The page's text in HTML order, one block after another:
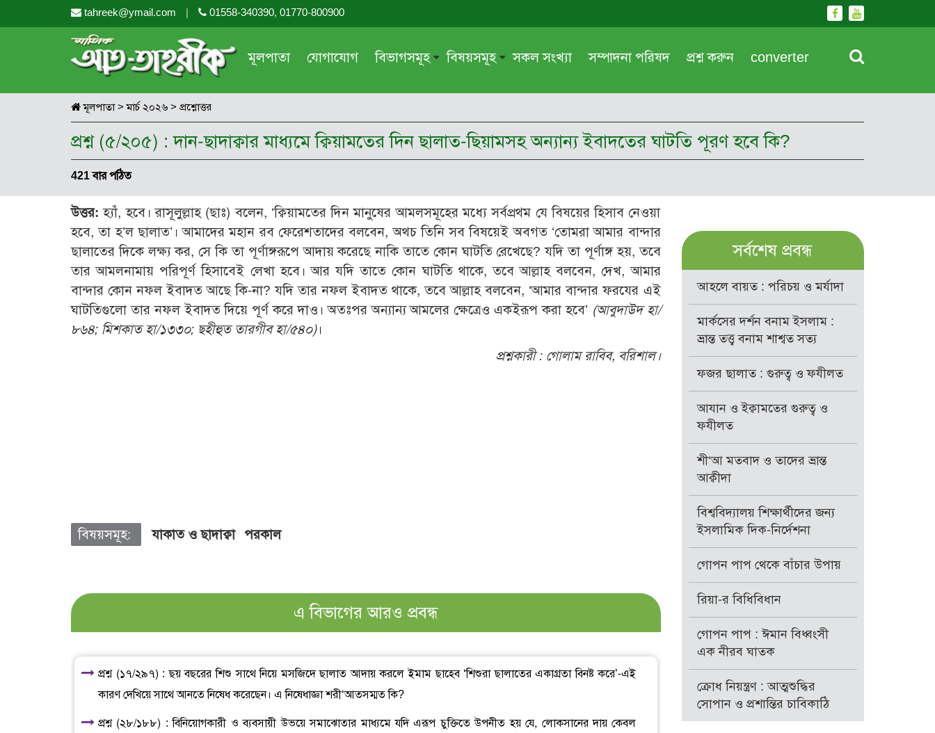
tahreek@ymail.com | 01558-340390, 01770-800900
মূলপাতা যোগাযোগ বিভাগসমূহ
দরসে কুরআন
সাময়িক প্রসঙ্গ
সময়ের ভাবনা
মহিলা অঙ্গন
আরও
বিষয়সমূহ
শিক্ষা ও সংস্কৃতি
পরকাল
নীতি-নৈতিকতা
তারবিয়াত
আরও
সকল সংখ্যা সম্পাদনা পরিষদ প্রশ্ন করুন converter
মূলপাতা> মার্চ ২০২৬ > প্রশ্নোত্তর
প্রশ্ন (৫/২০৫) : দান-ছাদাক্বার মাধ্যমে ক্বিয়ামতের দিন ছালাত-ছিয়ামসহ অন্যান্য ইবাদতের ঘাটতি পূরণ হবে কি?
421 বার পঠিত
উত্তর: হ্যাঁ, হবে। রাসূলুল্লাহ (ছাঃ) বলেন, ‘ক্বিয়ামতের দিন মানুষের আমলসমূহের মধ্যে সর্বপ্রথম যে বিষয়ের হিসাব নেওয়া
হবে, তা হ’ল ছালাত’। আমাদের মহান রব ফেরেশতাদের বলবেন, অথচ তিনি সব বিষয়েই অবগত ‘তোমরা আমার বান্দার
ছালাতের দিকে লক্ষ্য কর, সে কি তা পূর্ণাঙ্গরূপে আদায় করেছে নাকি তাতে কোন ঘাটতি রেখেছে? যদি তা পূর্ণাঙ্গ হয়, তবে
তার আমলনামায় পরিপূর্ণ হিসাবেই লেখা হবে। আর যদি তাতে কোন ঘাটতি থাকে, তবে আল্লাহ বলবেন, দেখ, আমার
বান্দার কোন নফল ইবাদত আছে কি-না? যদি তার নফল ইবাদত থাকে, তবে আল্লাহ বলবেন, ‘আমার বান্দার ফরযের এই
ঘাটতিগুলো তার নফল ইবাদত দিয়ে পূর্ণ করে দাও। অতঃপর অন্যান্য আমলের ক্ষেত্রেও একইরূপ করা হবে’ (আবুদাউদ হা/
৮৬৪; মিশকাত হা/১৩৩০; ছহীহুত তারগীব হা/৫৪০)।
প্রশ্নকারী : গোলাম রাবিব, বরিশাল।
বিষয়সমূহ: যাকাত ও ছাদাক্বা পরকাল
এ বিভাগের আরও প্রবন্ধ
প্রশ্ন (১৭/২৯৭) : ছয় বছরের শিশু সাথে নিয়ে মসজিদে ছালাত আদায় করলে ইমাম ছাহেব ‘শিশুরা ছালাতের একাগ্রতা বিনষ্ট করে’-এই
কারণ দেখিয়ে সাথে আনতে নিষেধ করেছেন। এ নিষেধাজ্ঞা শরী‘আতসম্মত কি?
প্রশ্ন (২৮/১৮৮) : বিনিয়োগকারী ও ব্যবসায়ী উভয়ে সমাঝোতার মাধ্যমে যদি এরূপ চুক্তিতে উপনীত হয় যে, লোকসানের দায় কেবল
সর্বশেষ প্রবন্ধ
আহলে বায়ত : পরিচয় ও মর্যাদা
মার্কসের দর্শন বনাম ইসলাম :
ভ্রান্ত তত্ত্ব বনাম শাশ্বত সত্য
ফজর ছালাত : গুরুত্ব ও ফযীলত
আযান ও ইক্বামতের গুরুত্ব ও
ফযীলত
শী‘আ মতবাদ ও তাদের ভ্রান্ত
আক্বীদা
বিশ্ববিদ্যালয় শিক্ষার্থীদের জন্য
ইসলামিক দিক-নির্দেশনা
গোপন পাপ থেকে বাঁচার উপায়
রিয়া-র বিধিবিধান
গোপন পাপ : ঈমান বিধ্বংসী
এক নীরব ঘাতক
ক্রোধ নিয়ন্ত্রণ : আত্মশুদ্ধির
সোপান ও প্রশান্তির চাবিকাঠি